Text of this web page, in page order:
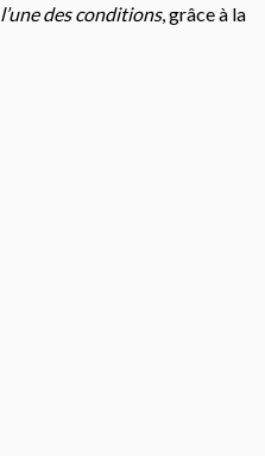
l’une des conditions, grâce à la